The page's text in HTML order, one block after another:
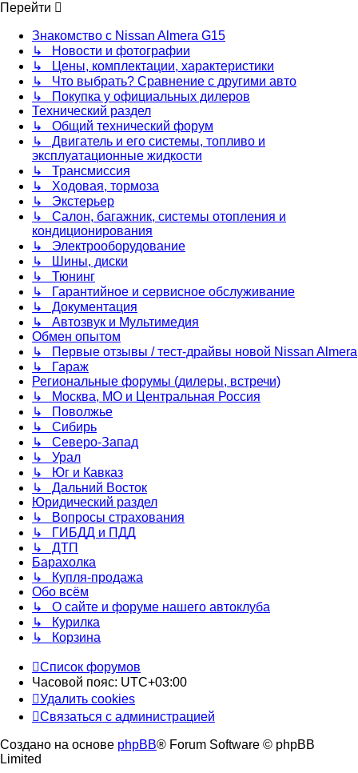
Перейти
Знакомство с Nissan Almera G15
↳ Новости и фотографии
↳ Цены, комплектации, характеристики
↳ Что выбрать? Сравнение с другими авто
↳ Покупка у официальных дилеров
Технический раздел
↳ Общий технический форум
↳ Двигатель и его системы, топливо и
эксплуатационные жидкости
↳ Трансмиссия
↳ Ходовая, тормоза
↳ Экстерьер
↳ Салон, багажник, системы отопления и
кондиционирования
↳ Электрооборудование
↳ Шины, диски
↳ Тюнинг
↳ Гарантийное и сервисное обслуживание
↳ Документация
↳ Автозвук и Мультимедия
Обмен опытом
↳ Первые отзывы / тест-драйвы новой Nissan Almera
↳ Гараж
Региональные форумы (дилеры, встречи)
↳ Москва, МО и Центральная Россия
↳ Поволжье
↳ Сибирь
↳ Северо-Запад
↳ Урал
↳ Юг и Кавказ
↳ Дальний Восток
Юридический раздел
↳ Вопросы страхования
↳ ГИБДД и ПДД
↳ ДТП
Барахолка
↳ Купля-продажа
Обо всём
↳ О сайте и форуме нашего автоклуба
↳ Курилка
↳ Корзина
Список форумов
Часовой пояс: UTC+03:00
Удалить cookies
Связаться с администрацией
Создано на основе phpBB® Forum Software © phpBB
Limited